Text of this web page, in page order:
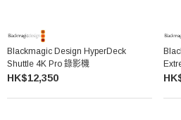
Blackmagic Design HyperDeck
Shuttle 4K Pro 錄影機
HK$12,350